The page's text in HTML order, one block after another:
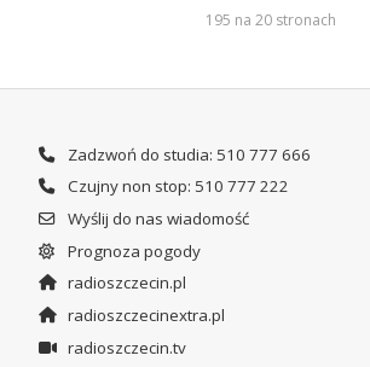
195 na 20 stronach
Zadzwoń do studia: 510 777 666
Czujny non stop: 510 777 222
Wyślij do nas wiadomość
Prognoza pogody
radioszczecin.pl
radioszczecinextra.pl
radioszczecin.tv